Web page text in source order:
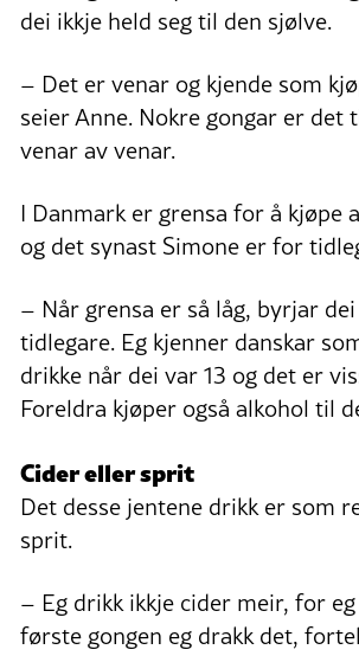
dei ikkje held seg til den sjølve.
– Det er venar og kjende som
seier Anne. Nokre gongar er det
venar av venar.
I Danmark er grensa for å kjøpe
og det synast Simone er for
– Når grensa er så låg, byrjar
tidlegare. Eg kjenner danskar
drikke når dei var 13 og det er
Foreldra kjøper også alkohol til
Cider eller sprit
Det desse jentene drikk er som
sprit.
– Eg drikk ikkje cider meir, for
første gongen eg drakk det,